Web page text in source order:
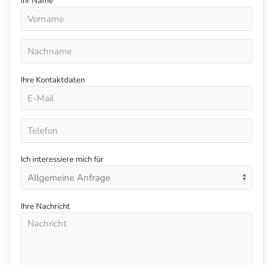
Ihre Kontaktdaten
Ich interessiere mich für
Ihre Nachricht